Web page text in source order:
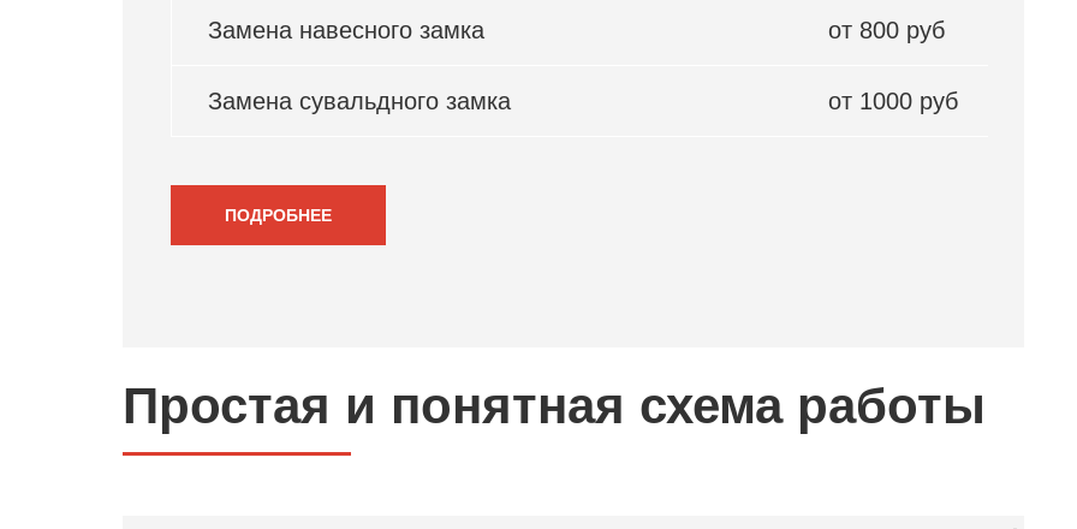
Простая и понятная схема работы
Замена навесного замка от 800 руб
Замена сувальдного замка от 1000 руб
ПОДРОБНЕЕ